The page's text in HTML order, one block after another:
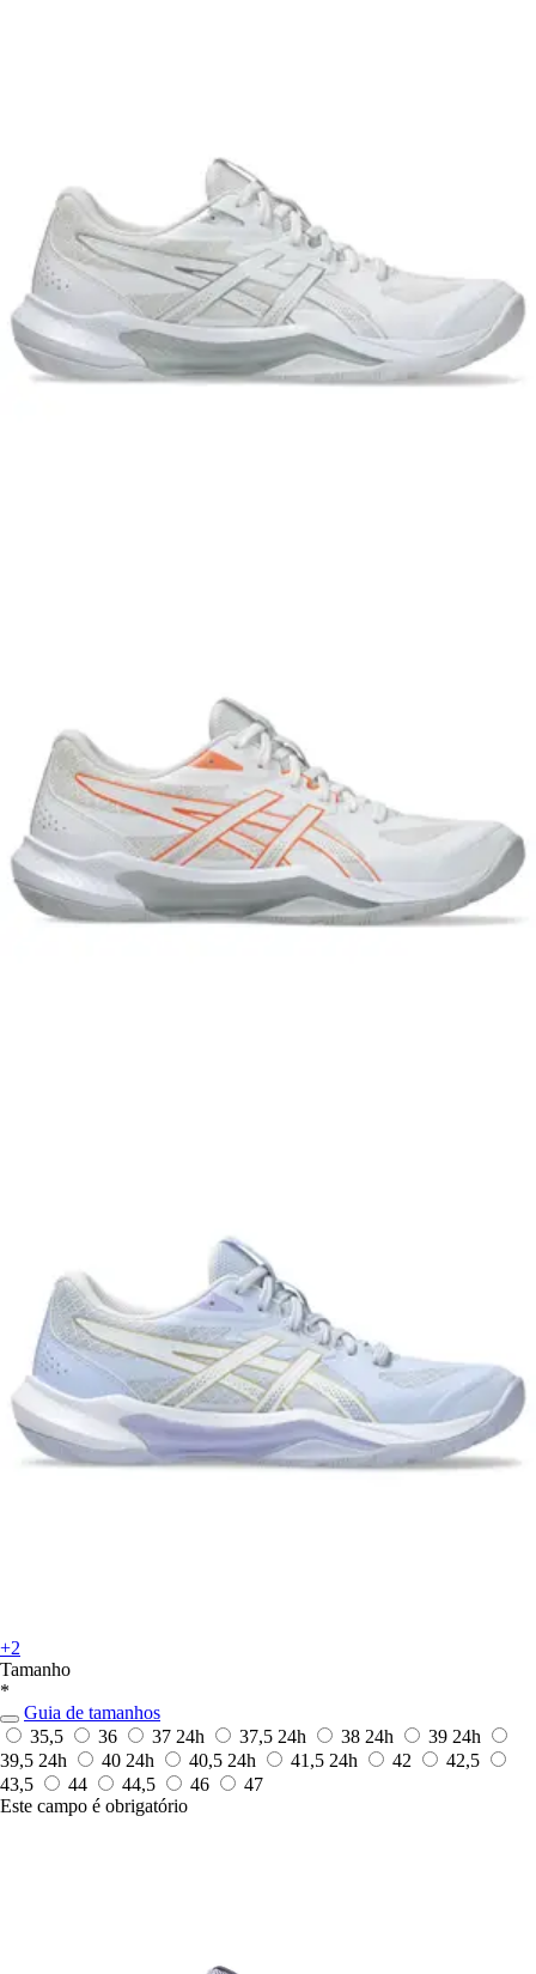
+2
Tamanho
*
Guia de tamanhos
35,5
36 37 24h 37,5 24h 38 24h 39 24h
39,5 24h 40 24h 40,5 24h 41,5 24h 42
42,5
43,5
44 44,5 46
47
Este campo é obrigatório